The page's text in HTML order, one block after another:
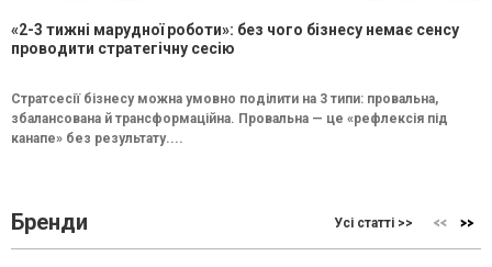
«2-3 тижні марудної роботи»: без чого бізнесу немає сенсу
проводити стратегічну сесію
Стратсесії бізнесу можна умовно поділити на 3 типи: провальна,
збалансована й трансформаційна. Провальна — це «рефлексія під
канапе» без результату....
Бренди Усі статті >>